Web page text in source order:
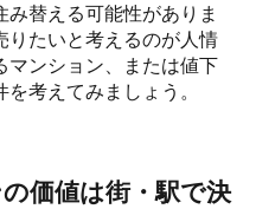
替える可能性がありま
りたいと考えるのが人情
マンション、または値下
考えてみましょう。
価値は街・駅で決